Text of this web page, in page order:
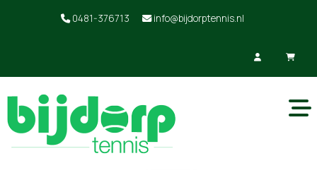
0481-376713 info@bijdorptennis.nl